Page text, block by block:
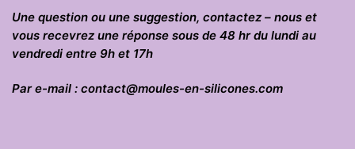
Une question ou une suggestion, contactez – nous et
vous recevrez une réponse sous de 48 hr du lundi au
vendredi entre 9h et 17h
Par e-mail : contact@moules-en-silicones.com